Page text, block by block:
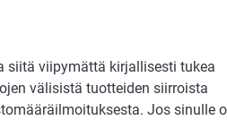
siitä viipymättä kirjallisesti tukea
välisistä tuotteiden siirroista
Jos sinulle